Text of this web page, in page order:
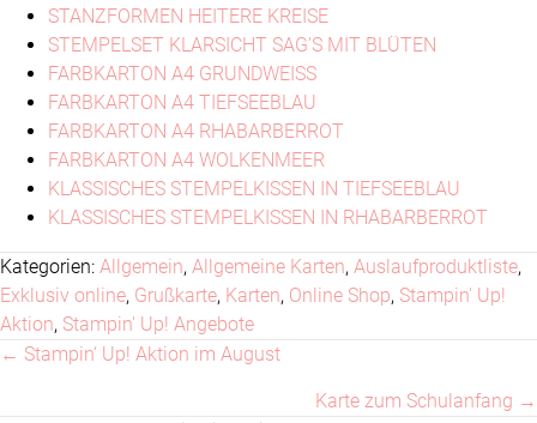
STANZFORMEN HEITERE KREISE
STEMPELSET KLARSICHT SAG’S MIT BLÜTEN
FARBKARTON A4 GRUNDWEISS
FARBKARTON A4 TIEFSEEBLAU
FARBKARTON A4 RHABARBERROT
FARBKARTON A4 WOLKENMEER
KLASSISCHES STEMPELKISSEN IN TIEFSEEBLAU
KLASSISCHES STEMPELKISSEN IN RHABARBERROT
Kategorien: Allgemein, Allgemeine Karten, Auslaufproduktliste,
Exklusiv online, Grußkarte, Karten, Online Shop, Stampin' Up!
Aktion, Stampin' Up! Angebote
Posts
navigation
← Stampin‘ Up! Aktion im August
Karte zum Schulanfang →